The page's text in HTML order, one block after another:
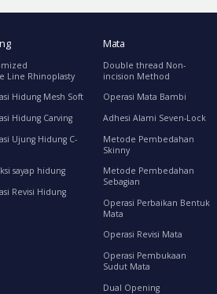
Line Rhinoplasty
Hidung Mesh Soft
Hidung Carving
Ujung Hidung C-
sayap hidung
Revisi Hidung
Mata
Double thread Non-
incision Method
Operasi Mata Bambi
Adhesi Alami Seven-Lock
Metode Pembedahan
Skinny
Metode Pembedahan
Sebagian
Operasi Perbaikan Bentuk
Mata
Operasi Revisi Mata
Operasi Pembukaan
Sudut Mata
Dual Opening